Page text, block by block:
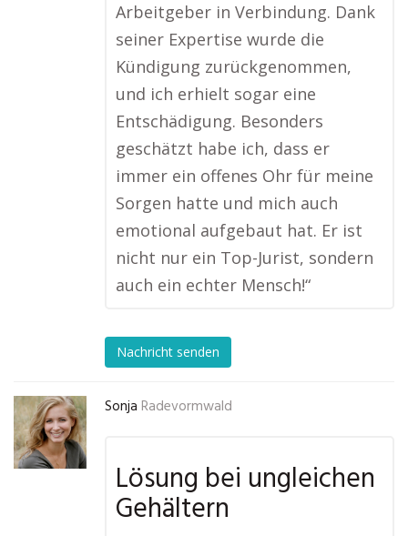
Arbeitgeber in Verbindung. Dank
seiner Expertise wurde die
Kündigung zurückgenommen,
und ich erhielt sogar eine
Entschädigung. Besonders
geschätzt habe ich, dass er
immer ein offenes Ohr für meine
Sorgen hatte und mich auch
emotional aufgebaut hat. Er ist
nicht nur ein Top-Jurist, sondern
auch ein echter Mensch!“
Nachricht senden
Sonja Radevormwald
Lösung bei ungleichen
Gehältern